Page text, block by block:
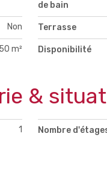
de bain
Non Terrasse
50 m² Disponibilité
&
1 Nombre